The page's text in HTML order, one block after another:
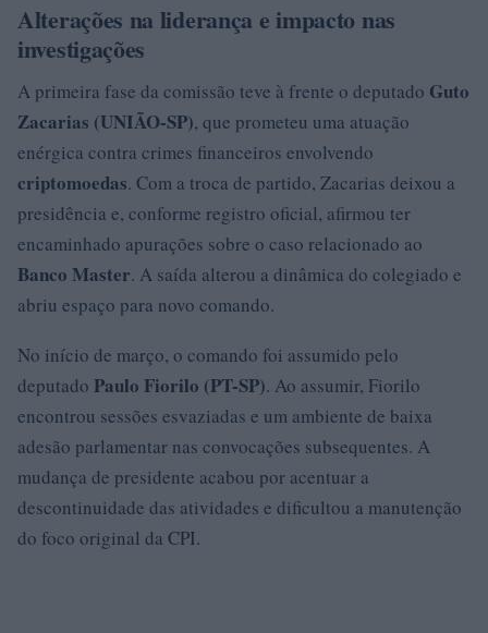
Alterações na liderança e impacto nas
investigações
A primeira fase da comissão teve à frente o deputado Guto
Zacarias (UNIÃO-SP), que prometeu uma atuação
enérgica contra crimes financeiros envolvendo
criptomoedas. Com a troca de partido, Zacarias deixou a
presidência e, conforme registro oficial, afirmou ter
encaminhado apurações sobre o caso relacionado ao
Banco Master. A saída alterou a dinâmica do colegiado e
abriu espaço para novo comando.
No início de março, o comando foi assumido pelo
deputado Paulo Fiorilo (PT-SP). Ao assumir, Fiorilo
encontrou sessões esvaziadas e um ambiente de baixa
adesão parlamentar nas convocações subsequentes. A
mudança de presidente acabou por acentuar a
descontinuidade das atividades e dificultou a manutenção
do foco original da CPI.